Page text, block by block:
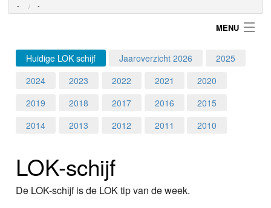
- -
MENU
Login
Home
Programma's
Nieuws
Foto's
Huidige LOK schijf Jaaroverzicht 2026
2025
2024
2023 2022 2021
2020
2019
2018 2017 2016
2015
2014
2013 2012 2011 2010
LOK-schijf
De LOK-schijf is de LOK tip van de week.